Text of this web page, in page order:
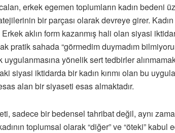
erkek egemen toplumların kadın bedeni
bir parçası olarak devreye girer.
aklın form kazanmış hali olan siyasi
pratik sahada “görmedim duymadım
uygulanmasına yönelik sert tedbirler
siyasi iktidarda bir kadın kırımı olan bu
alan bir siyaseti esas almaktadır.
sadece bir bedensel tahribat değil, aynı
toplumsal olarak “diğer” ve “öteki”